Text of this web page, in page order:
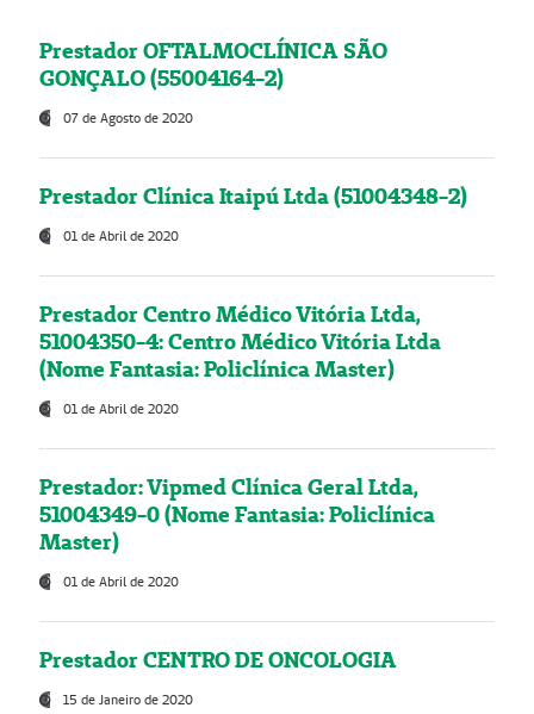
Prestador OFTALMOCLÍNICA SÃO
GONÇALO (55004164-2)
07 de Agosto de 2020
Prestador Clínica Itaipú Ltda (51004348-2)
01 de Abril de 2020
Prestador Centro Médico Vitória Ltda,
51004350-4: Centro Médico Vitória Ltda
(Nome Fantasia: Policlínica Master)
01 de Abril de 2020
Prestador: Vipmed Clínica Geral Ltda,
51004349-0 (Nome Fantasia: Policlínica
Master)
01 de Abril de 2020
Prestador CENTRO DE ONCOLOGIA
15 de Janeiro de 2020